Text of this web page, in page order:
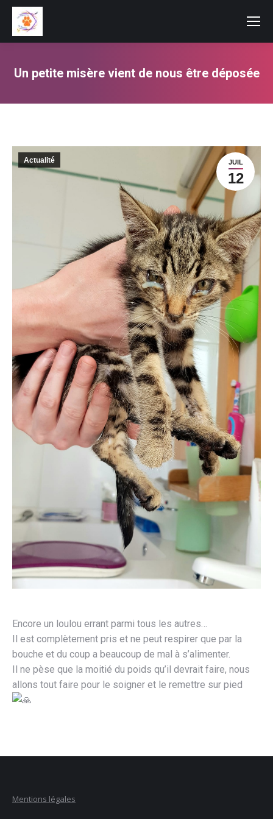
Un petite misère vient de nous être déposée
JUIL
12
Actualité
Encore un loulou errant parmi tous les autres…
Il est complètement pris et ne peut respirer que par la
bouche et du coup a beaucoup de mal à s’alimenter.
Il ne pèse que la moitié du poids qu’il devrait faire, nous
allons tout faire pour le soigner et le remettre sur pied
Mentions légales